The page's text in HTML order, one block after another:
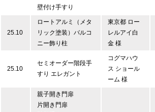
壁付け手すり
25.10
ロートアルミ（メタ
リック塗装）バルコ
ニー飾り柱
東京都 ロー
レルアイ白
金 様
25.10
セミオーダー階段手
すり エレガント
コグマハウ
ス ショール
ーム 様
親子開き門扉
片開き門扉